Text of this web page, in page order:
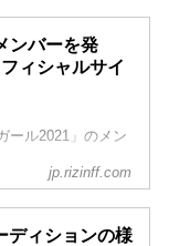
彩るRIZINガール
ンバーを発
ィシャルサイ
ール2021」のメン
の合格者6名と
jp.rizinff.com
ディションの様